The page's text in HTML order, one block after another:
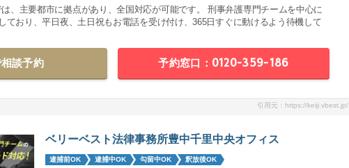
、主要都市に拠点があり、全国対応が可能です。 刑事弁護専門チームを中心に
ており、平日夜、土日祝もお電話を受け付け、365日すぐに動けるよう待機して
談予約 予約窓口：0120-359-186
引用元：https://keiji.vbest.jp/
ベリーベスト法律事務所豊中千里中央オフィス
逮捕前OK 逮捕中OK 勾留中OK 釈放後OK